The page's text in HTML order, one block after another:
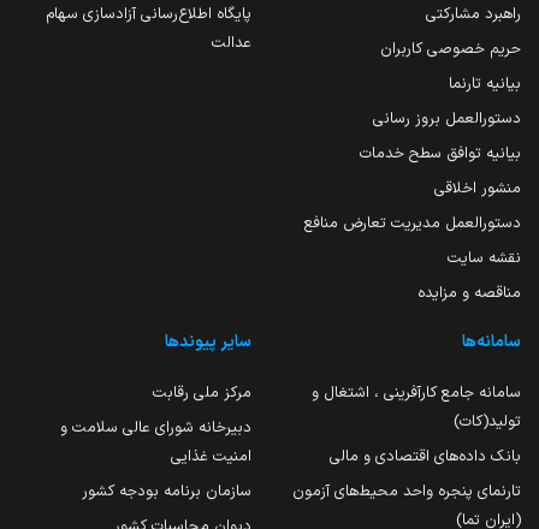
راهبرد مشارکتی
حریم خصوصی کاربران
بیانیه تارنما
دستورالعمل بروز رسانی
بیانیه توافق سطح خدمات
منشور اخلاقی
دستورالعمل مدیریت تعارض منافع
نقشه سایت
مناقصه و مزایده
پایگاه اطلاع‌رسانی آزادسازی سهام
عدالت
سامانه‌ها
سامانه جامع کارآفرینی ، اشتغال و
تولید(کات)
بانک داده‌های اقتصادی و مالی
تارنمای پنجره واحد محیط‌های آزمون
(ایران تما)
سایر پیوندها
مرکز ملی رقابت
دبیرخانه شورای عالی سلامت و
امنیت غذایی
سازمان برنامه بودجه کشور